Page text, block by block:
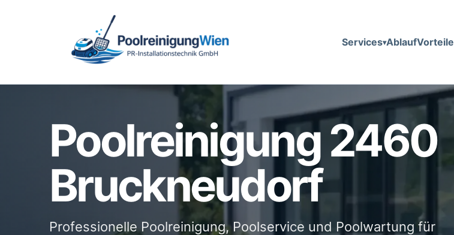
Services AblaufVorteile
Poolreinigung 2460
Bruckneudorf
Professionelle Poolreinigung, Poolservice und Poolwartung für